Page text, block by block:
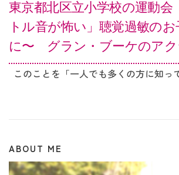
東京都北区立小学校の運動
トル音が怖い」聴覚過敏の
に〜 グラン・ブーケのアク
このことを「一人でも多くの方に知
ABOUT ME